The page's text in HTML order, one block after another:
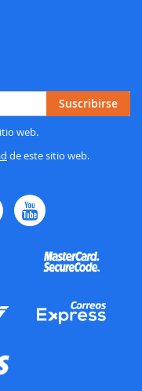
Suscribirse
web.
de este sitio web.